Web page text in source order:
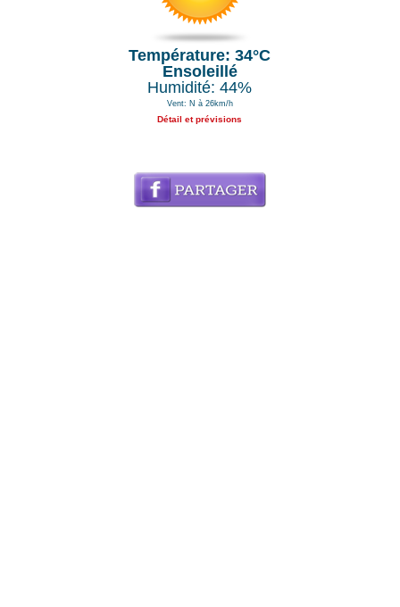
Température: 34°C
Ensoleillé
Humidité: 44%
Vent: N à 26km/h
Détail et prévisions